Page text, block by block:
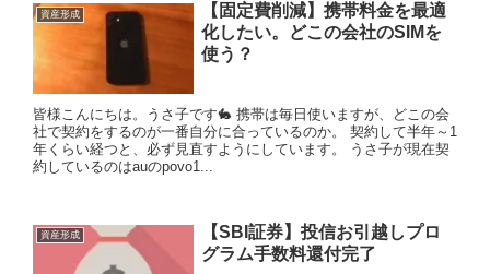
資産形成
【固定費削減】携帯料金を最適
化したい。どこの会社のSIMを
使う？
皆様こんにちは。うさ子です🐇 携帯は毎日使いますが、どこの会
社で契約をするのが一番自分に合っているのか。 契約して半年～1
年くらい経つと、必ず見直すようにしています。 うさ子が現在契
約しているのはauのpovo1...
資産形成
【SBI証券】投信お引越しプロ
グラム手数料還付完了